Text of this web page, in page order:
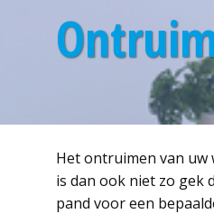
Het ontruimen van uw
is dan ook niet zo gek
pand voor een